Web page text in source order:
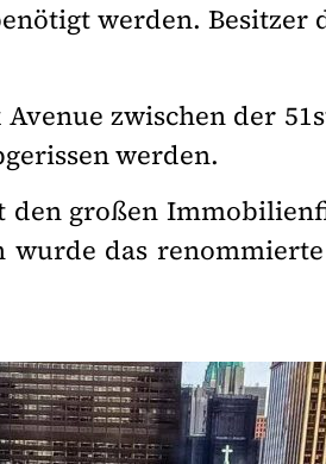
werden.
zwischen der
werden.
großen
wurde das